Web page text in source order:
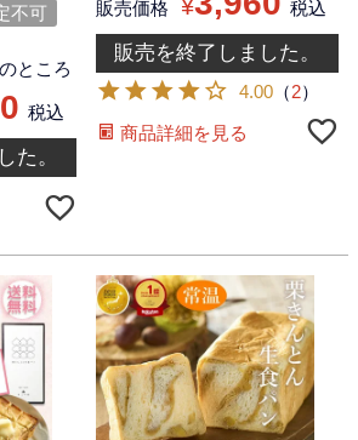
不可
のところ
税込
た。
販売価格 ¥ 税込
販売を終了しました。
4.00 （2）
商品詳細を見る